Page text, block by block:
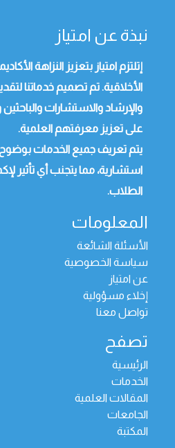
نبذة عن امتياز
إتلتزم امتياز بتعزيز النزاهة
الأخلاقية. تم تصميم خدماتنا
والإرشاد والاستشارات
على تعزيز معرفتهم العلمية.
يتم تعريف جميع الخدمات بوضوح
استشارية، مما يتجنب أي تأثير
الطلاب.
المعلومات
الأسئلة الشائعة
سياسة الخصوصية
عن امتياز
إخلاء مسؤولية
تواصل معنا
تصفح
الرئيسية
الخدمات
المقالات العلمية
الجامعات
المكتبة